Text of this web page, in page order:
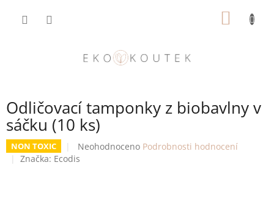
Odličovací tamponky z biobavlny v
sáčku (10 ks)
NON TOXIC
Průměrné
hodnocení
Neohodnoceno Podrobnosti hodnocení
Značka: Ecodis